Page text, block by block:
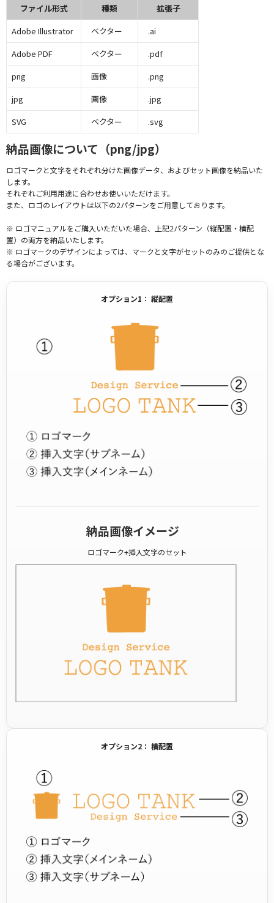
ファイル形式 種類
拡張子
Adobe Illustrator
ベクター
.ai
Adobe PDF
ベクター
.pdf
png
画像
.png
jpg
画像
.jpg
SVG
ベクター .svg
納品画像について（png/jpg）
ロゴマークと文字をそれぞれ分けた画像データ、およびセット画像を納品いた
します。
それぞれご利用用途に合わせお使いいただけます。
また、ロゴのレイアウトは以下の2パターンをご用意しております。
※ ロゴマニュアルをご購入いただいた場合、上記2パターン（縦配置・横配
置）の両方を納品いたします。
※ ロゴマークのデザインによっては、マークと文字がセットのみのご提供とな
る場合がございます。
オプション1： 縦配置
納品画像イメージ
ロゴマーク+挿入文字のセット
オプション2： 横配置